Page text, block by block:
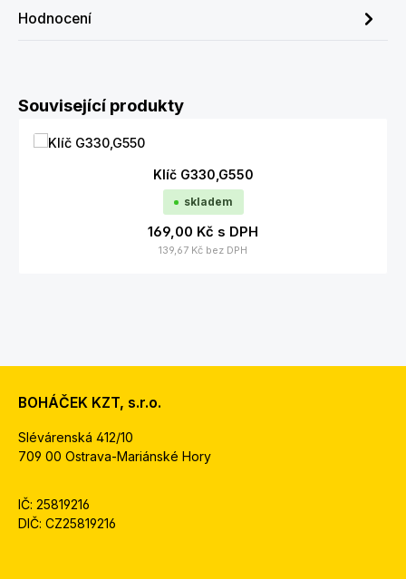
Hodnocení
Přeskočit galerii produktů
Související produkty
Klíč G330,G550
skladem
169,00 Kč s DPH
139,67 Kč bez DPH
BOHÁČEK KZT, s.r.o.
Slévárenská 412/10
709 00 Ostrava-Mariánské Hory
IČ: 25819216
DIČ: CZ25819216